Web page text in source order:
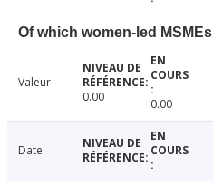
Of which women-led MSMEs
Valeur
0.00
0.00
Date